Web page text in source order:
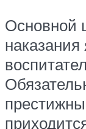
Основной
наказания